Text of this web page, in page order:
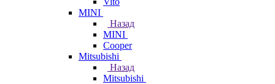
MINI
Назад
MINI
Cooper
Mitsubishi
Назад
Mitsubishi